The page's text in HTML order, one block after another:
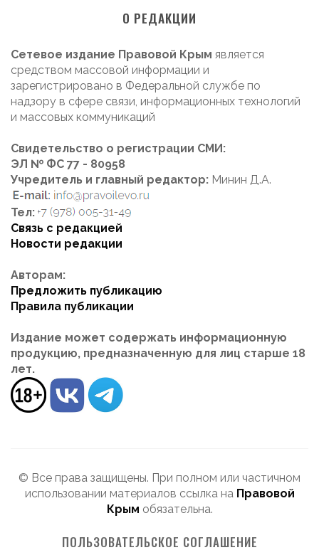
О РЕДАКЦИИ
Сетевое издание Правовой Крым является
средством массовой информации и
зарегистрировано в Федеральной службе по
надзору в сфере связи, информационных технологий
и массовых коммуникаций
Свидетельство о регистрации СМИ:
ЭЛ № ФС 77 - 80958
Учредитель и главный редактор: Минин Д.А.
Тел:
Связь с редакцией
Новости редакции
Авторам:
Предложить публикацию
Правила публикации
Издание может содержать информационную
продукцию, предназначенную для лиц старше 18
лет.
© Все права защищены. При полном или частичном
использовании материалов ссылка на Правовой
Крым обязательна.
ПОЛЬЗОВАТЕЛЬСКОЕ СОГЛАШЕНИЕ